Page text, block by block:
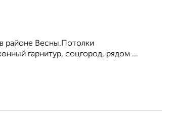
районе Весны.Потолки
гарнитур, соцгород, рядом ...